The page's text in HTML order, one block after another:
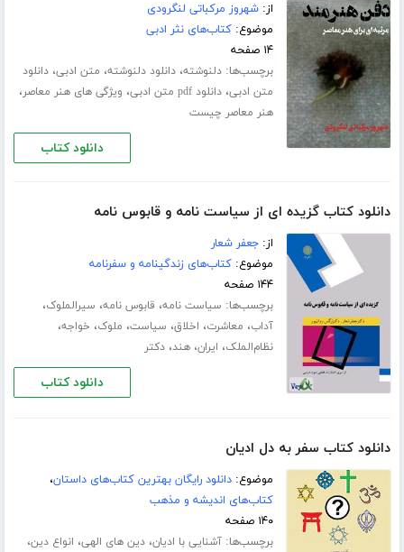
از:شهروز مرکباتی لنگرودی
موضوع:کتاب‌های نثر ادبی
۱۴ صفحه
برچسب‌ها:دلنوشته،دانلود دلنوشته، متن ادبی،دانلود
متن ادبی،دانلود pdf متن ادبی ، ویژگی های هنر معاصر،
هنر معاصر چیست
دانلود کتاب
دانلود کتاب گزیده ای از سیاست نامه و قابوس نامه
از:جعفر شعار
موضوع:کتاب‌های زندگینامه و سفرنامه
۱۴۴ صفحه
برچسب‌ها: سیاست نامه، قابوس نامه، سیرالملوک،
آداب، معاشرت، اخلاق، سیاست، ملوک، خواجه،
نظام‌الملک، ایران،هند،دکتر
دانلود کتاب
دانلود کتاب سفر به دل ادیان
موضوع:دانلود رایگان بهترین کتاب‌های داستان،
کتاب‌های اندیشه و مذهب
۱۴۰ صفحه
برچسب‌ها:آشنایی با ادیان،دین های الهی، انواع دین،